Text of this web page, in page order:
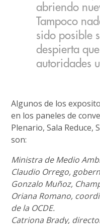
abriendo
Tampoco
sido posible
despierta
autoridades
Algunos de los
en los paneles de
Plenario, Sala Reduce,
son:
Ministra de Medio
Claudio Orrego,
Gonzalo Muñoz,
Oriana Romano,
de la OCDE.
Catriona Brady,